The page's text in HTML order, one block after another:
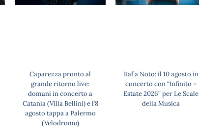
Caparezza pronto al
grande ritorno live:
domani in concerto a
Catania (Villa Bellini) e l’8
agosto tappa a Palermo
(Velodromo)
Raf a Noto: il 10 agosto in
concerto con “Infinito –
Estate 2026” per Le Scale
della Musica